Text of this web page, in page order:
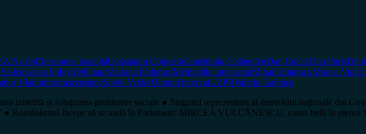
Nr. 84Chestiunea izraelităConstantin CojocaruConstituția CetățenilorDan CulcerDan Puric
Legea Poliției MilitareMariana PăduraruMeditațiile unui secuiMihai EminescuMircea
VladimirescusecesiuneSilviu VexlerUltimul interviuUZPRValeriu Gafencu
izraelită și soluţiunea problemei sociale ● Singurul reprezentant al demnității naționale din
● Românismul începe să se audă în Parlament: MIRCEA VULCĂNESCU, casus belli în